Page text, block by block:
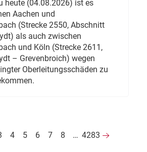
heute (04.08.2026) ist es
Aachen und
(Strecke 2550, Abschnitt
als auch zwischen
und Köln (Strecke 2611,
– Grevenbroich) wegen
Oberleitungsschäden zu
4 5 6 7 8 … 4283